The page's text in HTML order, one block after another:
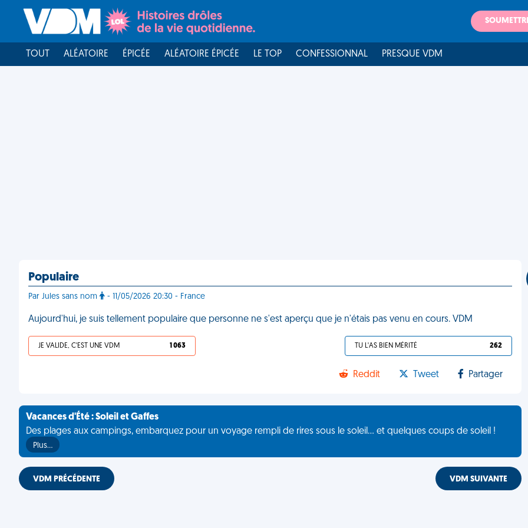
TOUT ALÉATOIRE ÉPICÉE ALÉATOIRE ÉPICÉE LE TOP CONFESSIONNAL PRESQUE VDM
Populaire
Par Jules sans nom - 11/05/2026 20:30 - France
Aujourd'hui, je suis tellement populaire que personne ne s'est aperçu que je n'étais pas venu en cours. VDM
JE VALIDE, C'EST UNE VDM 1 063 TU L'AS BIEN MÉRITÉ 262
Reddit Tweet Partager
Vacances d'Été : Soleil et Gaffes
Des plages aux campings, embarquez pour un voyage rempli de rires sous le soleil... et quelques coups de soleil !
Plus…
VDM PRÉCÉDENTE VDM SUIVANTE